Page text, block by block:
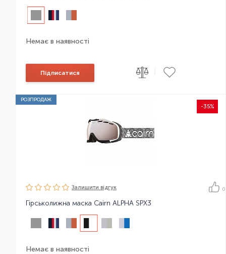
Немає в наявності
Підписатися
РОЗПРОДАЖ
-35%
Залишити вiдгук 0
Гірськолижна маска Cairn ALPHA SPX3
Немає в наявності